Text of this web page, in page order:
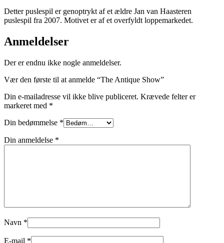
Detter puslespil er genoptrykt af et ældre Jan van Haasteren
puslespil fra 2007. Motivet er af et overfyldt loppemarkedet.
Anmeldelser
Der er endnu ikke nogle anmeldelser.
Vær den første til at anmelde “The Antique Show”
Din e-mailadresse vil ikke blive publiceret. Krævede felter er
markeret med *
Din bedømmelse *
Din anmeldelse *
Navn *
E-mail *